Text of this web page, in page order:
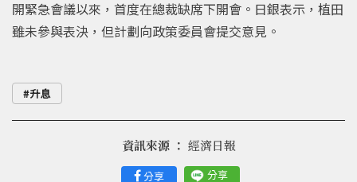
開緊急會議以來，首度在總裁缺席下開會。日銀表示，植田
雖未參與表決，但計劃向政策委員會提交意見。
升息
分享 分享
資訊來源 ： 經濟日報